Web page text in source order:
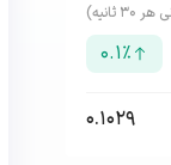
ثانیه)
٪0.1
0.1029